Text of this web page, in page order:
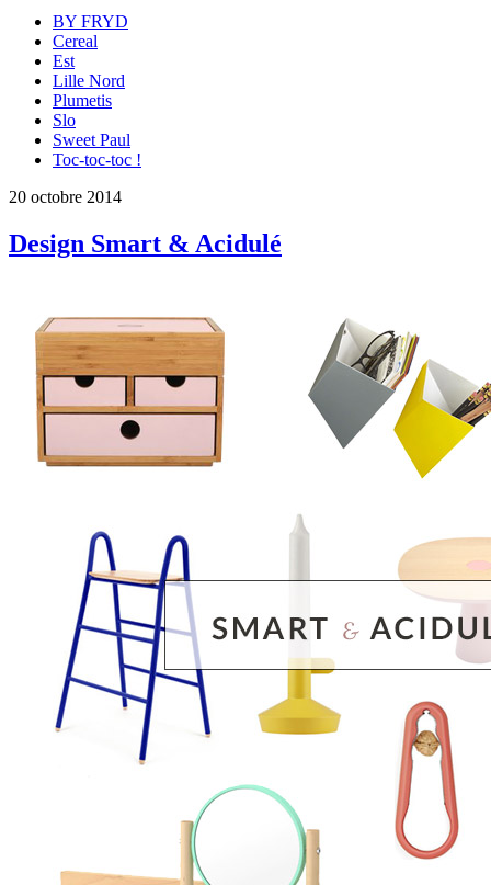
BY FRYD
Cereal
Est
Lille Nord
Plumetis
Slo
Sweet Paul
Toc-toc-toc !
20 octobre 2014
Design Smart & Acidulé